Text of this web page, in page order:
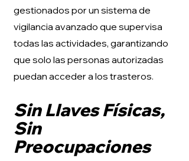
gestionados por un sistema de
vigilancia avanzado que supervisa
todas las actividades, garantizando
que solo las personas autorizadas
puedan acceder a los trasteros.
Sin Llaves Físicas,
Sin
Preocupaciones